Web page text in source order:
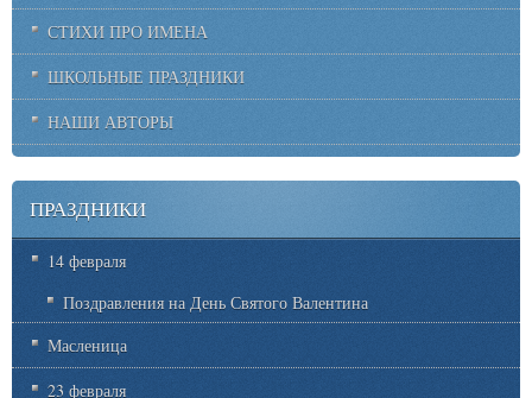
СТИХИ ПРО ИМЕНА
ШКОЛЬНЫЕ ПРАЗДНИКИ
НАШИ АВТОРЫ
ПРАЗДНИКИ
14 февраля
Поздравления на День Святого Валентина
Масленица
23 февраля